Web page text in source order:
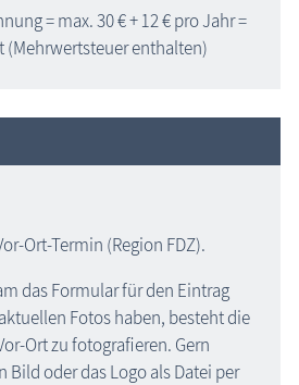
= max. 30 € + 12 € pro Jahr =
(Mehrwertsteuer enthalten)
Ort-Termin (Region FDZ).
das Formular für den Eintrag
Fotos haben, besteht die
Ort zu fotografieren. Gern
Bild oder das Logo als Datei per